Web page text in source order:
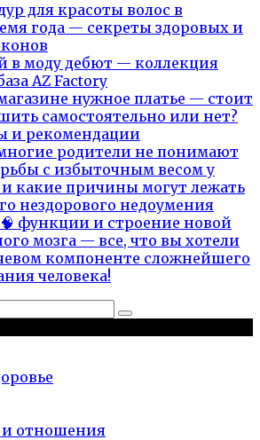
для красоты волос в
года — секреты здоровых и
в моду дебют — коллекция
AZ Factory
нужное платье — стоит
самостоятельно или нет?
и рекомендации
родители не понимают
с избыточным весом у
и какие причины могут лежать
нездорового недоумения
функции и строение новой
мозга — все, что вы хотели
компоненте сложнейшего
человека!
и отношения